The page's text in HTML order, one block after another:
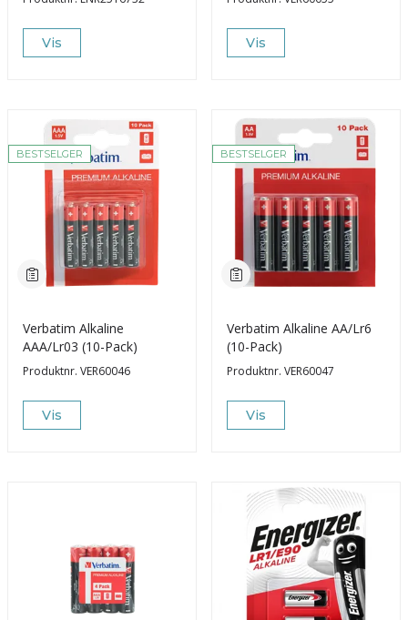
Vis Vis
BESTSELGER
Verbatim Alkaline
AAA/Lr03 (10-Pack)
Produktnr. VER60046
Vis
BESTSELGER
Verbatim Alkaline AA/Lr6
(10-Pack)
Produktnr. VER60047
Vis